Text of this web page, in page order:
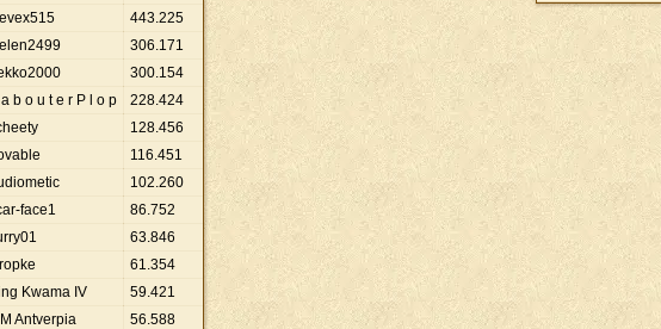
443.225
306.171
300.154
a b o u t e r P l o p 228.424
128.456
116.451
102.260
face1 86.752
63.846
61.354
Kwama IV 59.421
Antverpia 56.588